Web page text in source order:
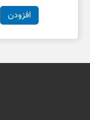
افزودن